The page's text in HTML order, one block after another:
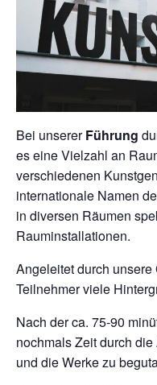
Bei unsererFührung
es eine Vielzahl an
verschiedenen
internationale Namen
in diversen Räumen
Rauminstallationen.
Angeleitet durch
Teilnehmer viele
Nach der ca. 75-90
nochmals Zeit durch
und die Werke zu